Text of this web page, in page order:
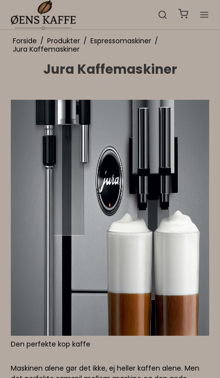
Forside / Produkter / Espressomaskiner /
Jura Kaffemaskiner
Jura Kaffemaskiner
Den perfekte kop kaffe
Maskinen alene gør det ikke, ej heller kaffen alene. Men